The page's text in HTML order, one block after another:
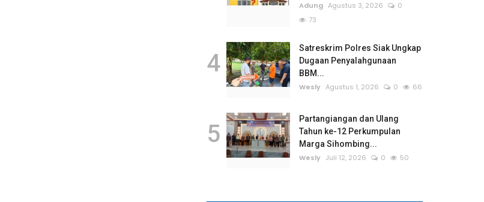
Adung Agustus 3, 2026
0
73
4
Satreskrim Polres Siak Ungkap
Dugaan Penyalahgunaan
BBM...
Wesly Agustus 1, 2026 0 66
5
Partangiangan dan Ulang
Tahun ke-12 Perkumpulan
Marga Sihombing...
Wesly Juli 12, 2026 0 50